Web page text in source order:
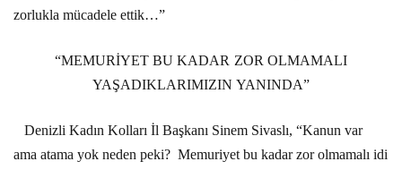
zorlukla mücadele ettik…”
“MEMURİYET BU KADAR ZOR OLMAMALI
YAŞADIKLARIMIZIN YANINDA”
Denizli Kadın Kolları İl Başkanı Sinem Sivaslı, “Kanun var
ama atama yok neden peki? Memuriyet bu kadar zor olmamalı idi